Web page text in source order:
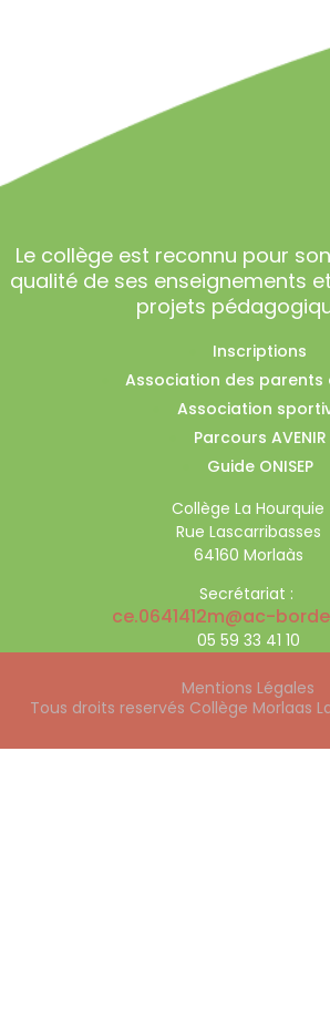
Le collège est reconnu pour
qualité de ses enseignements
projets
Inscriptions
Association des parents
Association
Parcours AVENIR
Guide ONISEP
Collège La Hourquie
Rue Lascarribasses
64160 Morlaàs
Secrétariat :
ce.0641412m@ac-
05 59 33 41 10
Mentions Légales
Tous droits reservés Collège Morlaas